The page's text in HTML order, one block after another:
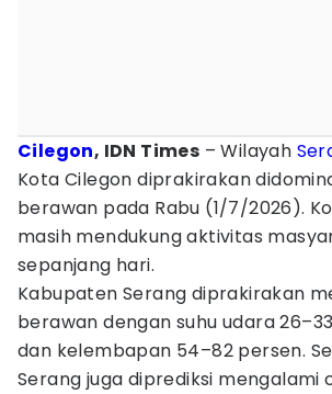
Cilegon, IDN Times – Wilayah
Kota Cilegon diprakirakan
berawan pada Rabu (1/7/2026).
masih mendukung aktivitas
sepanjang hari.
Kabupaten Serang diprakirakan
berawan dengan suhu udara
dan kelembapan 54–82 persen.
Serang juga diprediksi mengalami